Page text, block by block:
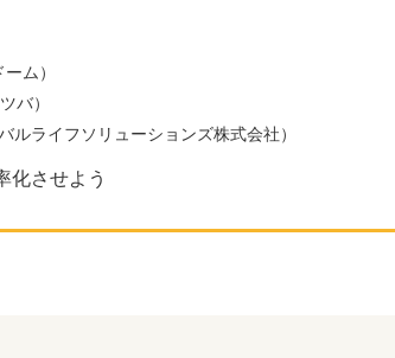
ム）
バ）
ルライフソリューションズ株式会社）
化させよう